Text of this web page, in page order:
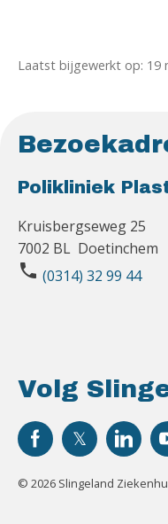
Laatst bijgewerkt op: 19
Polikliniek
Kruisbergseweg 25
7002 BL Doetinchem
phone (0314) 32 99 44
Volg
© 2026 Slingeland